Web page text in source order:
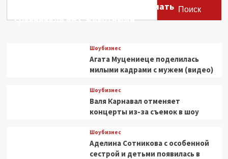
Поиск
Этери Тутберидзе заявила, что мать
сравнивала ее с животными
Шоубизнес
Агата Муцениеце поделилась
милыми кадрами с мужем (видео)
Шоубизнес
Валя Карнавал отменяет
концерты из-за съемок в шоу
Шоубизнес
Аделина Сотникова с особенной
сестрой и детьми появилась в